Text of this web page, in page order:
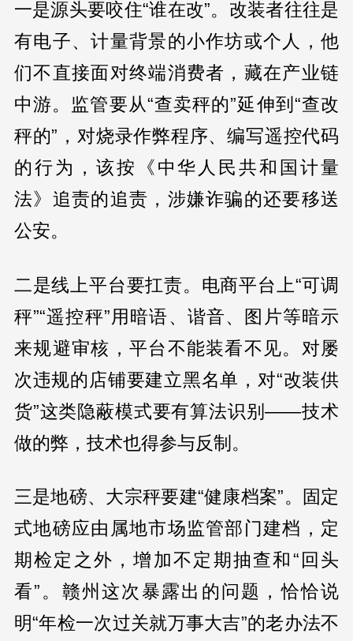
一是源头要咬住“谁在改”。改装者往往是
有电子、计量背景的小作坊或个人，他
们不直接面对终端消费者，藏在产业链
中游。监管要从“查卖秤的”延伸到“查改
秤的”，对烧录作弊程序、编写遥控代码
的行为，该按《中华人民共和国计量
法》追责的追责，涉嫌诈骗的还要移送
公安。
二是线上平台要扛责。电商平台上“可调
秤”“遥控秤”用暗语、谐音、图片等暗示
来规避审核，平台不能装看不见。对屡
次违规的店铺要建立黑名单，对“改装供
货”这类隐蔽模式要有算法识别——技术
做的弊，技术也得参与反制。
三是地磅、大宗秤要建“健康档案”。固定
式地磅应由属地市场监管部门建档，定
期检定之外，增加不定期抽查和“回头
看”。赣州这次暴露出的问题，恰恰说
明“年检一次过关就万事大吉”的老办法不